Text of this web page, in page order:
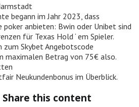
begann im Jahr 2023, dass
poker anbieten: Bwin oder Unibet sind
für Texas Hold ‘ em Spieler.
Skybet Angebotscode
maximalen Betrag von 75€ also.
Neukundenbonus im Überblick.
Share this content